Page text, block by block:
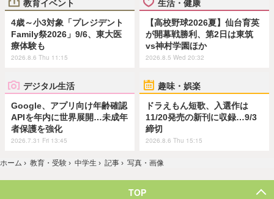
教育イベント
4歳～小3対象「プレジデント
Family祭2026」9/6、東大医
療体験も
2026.8.6 Thu 11:15
生活・健康
【高校野球2026夏】仙台育英
が開幕戦勝利、第2日は東筑
vs神村学園ほか
2026.8.5 Wed 20:32
デジタル生活
Google、アプリ向け年齢確認
APIを年内に世界展開…未成年
者保護を強化
2026.7.31 Fri 13:45
趣味・娯楽
ドラえもん短歌、入選作は
11/20発売の新刊に収録…9/3
締切
2026.8.6 Thu 15:15
ホーム › 教育・受験 › 中学生 › 記事 › 写真・画像
TOP